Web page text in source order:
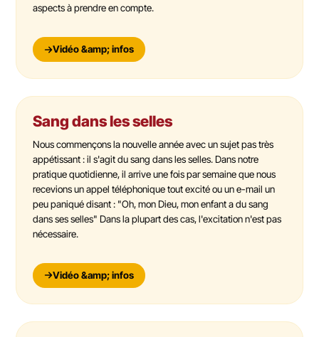
aspects à prendre en compte.
Vidéo &amp; infos
Sang dans les selles
Nous commençons la nouvelle année avec un sujet pas très
appétissant : il s'agit du sang dans les selles. Dans notre
pratique quotidienne, il arrive une fois par semaine que nous
recevions un appel téléphonique tout excité ou un e-mail un
peu paniqué disant : "Oh, mon Dieu, mon enfant a du sang
dans ses selles" Dans la plupart des cas, l'excitation n'est pas
nécessaire.
Vidéo &amp; infos